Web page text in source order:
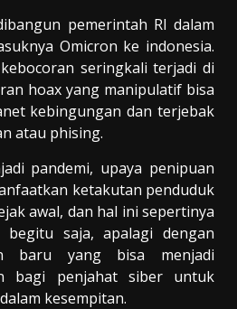
pemerintah RI dalam
Omicron ke indonesia.
seringkali terjadi di
hoax yang manipulatif bisa
kebingungan dan terjebak
atau phising.
pandemi, upaya penipuan
ketakutan penduduk
awal, dan hal ini sepertinya
saja, apalagi dengan
baru yang bisa menjadi
bagi penjahat siber untuk
kesempitan.